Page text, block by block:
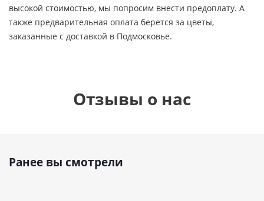
высокой стоимостью, мы попросим внести предоплату. А
также предварительная оплата берется за цветы,
заказанные с доставкой в Подмосковье.
Отзывы о нас
Ранее вы смотрели